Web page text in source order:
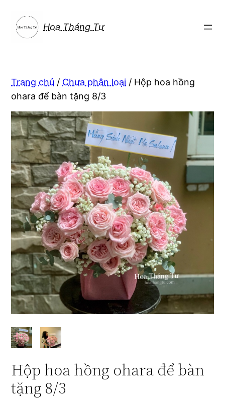
phần
Hoa Tháng Tư
Trang chủ / Chưa phân loại / Hộp hoa hồng
ohara để bàn tặng 8/3
Hộp hoa hồng ohara để bàn
tặng 8/3